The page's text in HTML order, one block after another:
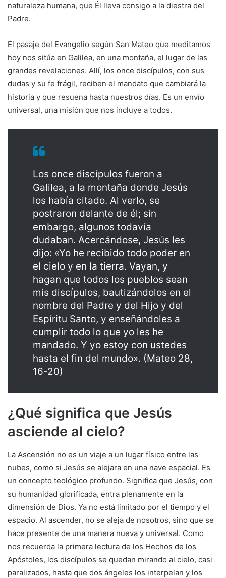
naturaleza humana, que Él lleva consigo a la diestra del
Padre.
El pasaje del Evangelio según San Mateo que meditamos
hoy nos sitúa en Galilea, en una montaña, el lugar de las
grandes revelaciones. Allí, los once discípulos, con sus
dudas y su fe frágil, reciben el mandato que cambiará la
historia y que resuena hasta nuestros días. Es un envío
universal, una misión que nos incluye a todos.
Los once discípulos fueron a
Galilea, a la montaña donde Jesús
los había citado. Al verlo, se
postraron delante de él; sin
embargo, algunos todavía
dudaban. Acercándose, Jesús les
dijo: «Yo he recibido todo poder en
el cielo y en la tierra. Vayan, y
hagan que todos los pueblos sean
mis discípulos, bautizándolos en el
nombre del Padre y del Hijo y del
Espíritu Santo, y enseñándoles a
cumplir todo lo que yo les he
mandado. Y yo estoy con ustedes
hasta el fin del mundo». (Mateo 28,
16-20)
¿Qué significa que Jesús
asciende al cielo?
La Ascensión no es un viaje a un lugar físico entre las
nubes, como si Jesús se alejara en una nave espacial. Es
un concepto teológico profundo. Significa que Jesús, con
su humanidad glorificada, entra plenamente en la
dimensión de Dios. Ya no está limitado por el tiempo y el
espacio. Al ascender, no se aleja de nosotros, sino que se
hace presente de una manera nueva y universal. Como
nos recuerda la primera lectura de los Hechos de los
Apóstoles, los discípulos se quedan mirando al cielo, casi
paralizados, hasta que dos ángeles los interpelan y los